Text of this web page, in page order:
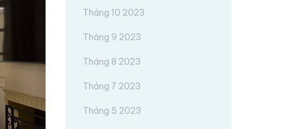
Tháng 10 2023
Tháng 9 2023
Tháng 8 2023
Tháng 7 2023
Tháng 5 2023